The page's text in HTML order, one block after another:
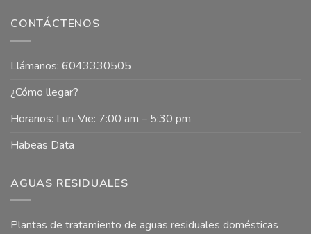
CONTÁCTENOS
Llámanos: 6043330505
¿Cómo llegar?
Horarios: Lun-Vie: 7:00 am – 5:30 pm
Habeas Data
AGUAS RESIDUALES
Plantas de tratamiento de aguas residuales domésticas